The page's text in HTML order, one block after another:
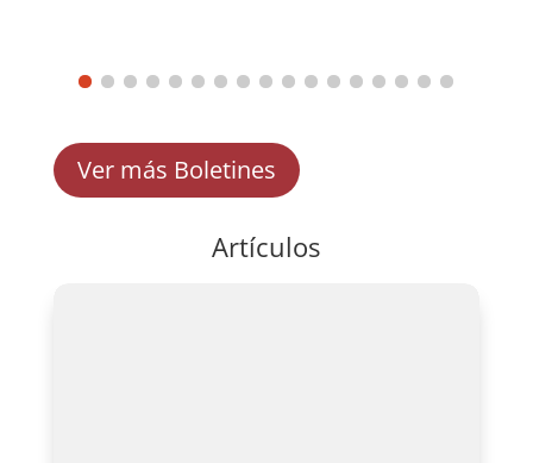
Ver más Boletines
Artículos